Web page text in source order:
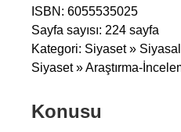
ISBN: 6055535025
Sayfa sayısı: 224 sayfa
Kategori: Siyaset »
Siyaset » Araştırma-
Konusu